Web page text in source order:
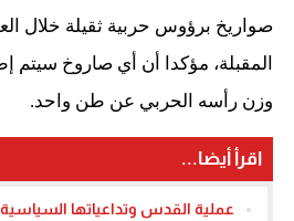
صواريخ برؤوس حربية ثقيلة خلال
المقبلة، مؤكدا أن أي صاروخ سيتم
وزن رأسه الحربي عن طن واحد.
اقرأ أيضا...
عملية القدس وتداعياتها السياسية: